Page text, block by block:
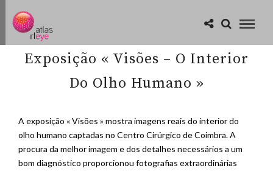
Exposição « Visões – O Interior
Do Olho Humano »
A exposição « Visões » mostra imagens reais do interior do
olho humano captadas no Centro Cirúrgico de Coimbra. A
procura da melhor imagem e dos detalhes necessários a um
bom diagnóstico proporcionou fotografias extraordinárias